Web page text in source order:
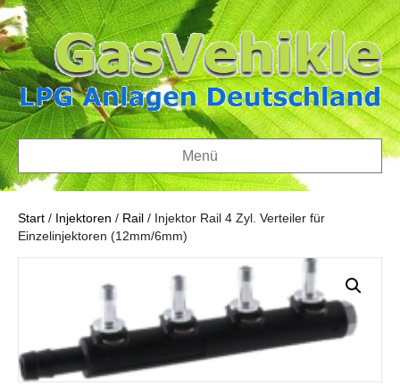
Menü
Start / Injektoren / Rail / Injektor Rail 4 Zyl. Verteiler für
Einzelinjektoren (12mm/6mm)